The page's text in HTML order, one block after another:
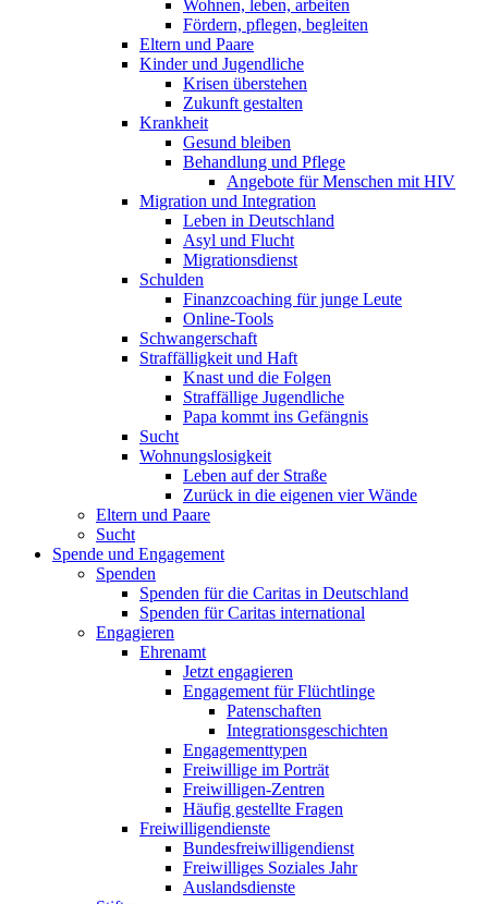
Wohnen, leben, arbeiten
Fördern, pflegen, begleiten
Eltern und Paare
Kinder und Jugendliche
Krisen überstehen
Zukunft gestalten
Krankheit
Gesund bleiben
Behandlung und Pflege
Angebote für Menschen mit HIV
Migration und Integration
Leben in Deutschland
Asyl und Flucht
Migrationsdienst
Schulden
Finanzcoaching für junge Leute
Online-Tools
Schwangerschaft
Straffälligkeit und Haft
Knast und die Folgen
Straffällige Jugendliche
Papa kommt ins Gefängnis
Sucht
Wohnungslosigkeit
Leben auf der Straße
Zurück in die eigenen vier Wände
Eltern und Paare
Sucht
Spende und Engagement
Spenden
Spenden für die Caritas in Deutschland
Spenden für Caritas international
Engagieren
Ehrenamt
Jetzt engagieren
Engagement für Flüchtlinge
Patenschaften
Integrationsgeschichten
Engagementtypen
Freiwillige im Porträt
Freiwilligen-Zentren
Häufig gestellte Fragen
Freiwilligendienste
Bundesfreiwilligendienst
Freiwilliges Soziales Jahr
Auslandsdienste